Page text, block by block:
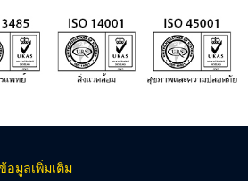
อมูลเพิ่มเติม